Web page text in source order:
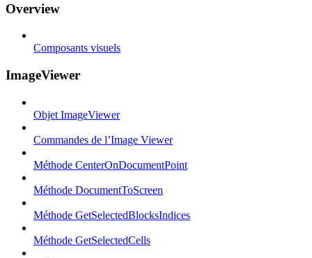
Overview
Composants visuels
ImageViewer
Objet ImageViewer
Commandes de l’Image Viewer
Méthode CenterOnDocumentPoint
Méthode DocumentToScreen
Méthode GetSelectedBlocksIndices
Méthode GetSelectedCells